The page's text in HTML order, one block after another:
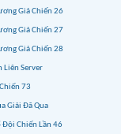
Giả Chiến 26
Giả Chiến 27
Giả Chiến 28
Liên Server
73
Giải Đã Qua
Đội Chiến Lần 46